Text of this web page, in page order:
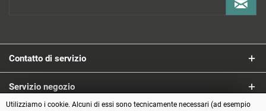
Contatto di servizio
Servizio negozio
Utilizziamo i cookie. Alcuni di essi sono tecnicamente necessari (ad esempio